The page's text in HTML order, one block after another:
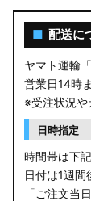
RP6/7 ステッ
RP1/2 RP3/4
RK5/6 ステッ
RC1/2 オデッ
GB5〜8 フリー
■ 配送に
ヤマト運輸
営業日14時
※受注状況や
日時指定
時間帯は下
日付は1週間
「ご注文当